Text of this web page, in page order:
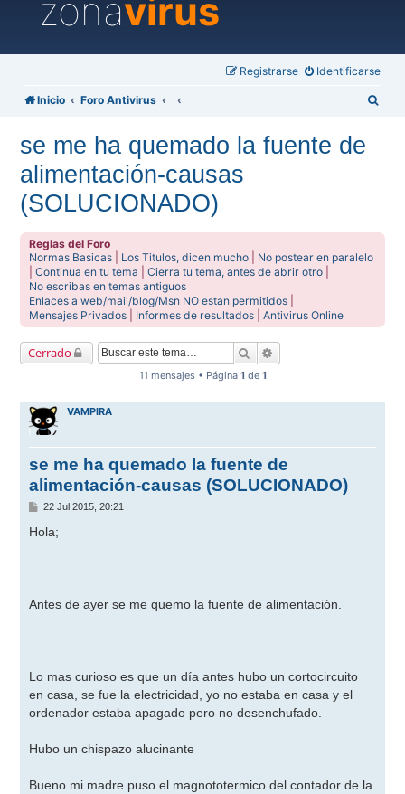
zonavirus
Identificarse
Registrarse
Inicio Foro Antivirus
se me ha quemado la fuente de
alimentación-causas
(SOLUCIONADO)
Reglas del Foro
Normas Basicas
Los Titulos, dicen mucho
No postear en paralelo
|Continua en tu tema |Cierra tu tema, antes de abrir otro
No escribas en temas antiguos
Enlaces a web/mail/blog/Msn NO estan permitidos
Mensajes Privados
Informes de resultados |Antivirus Online
Cerrado Buscar
11 mensajes • Página 1 de 1
VAMPIRA
se me ha quemado la fuente de
alimentación-causas (SOLUCIONADO)
M
n
22 Jul 2015, 20:21
Hola;
Antes de ayer se me quemo la fuente de alimentación.
Lo mas curioso es que un día antes hubo un cortocircuito
en casa, se fue la electricidad, yo no estaba en casa y el
ordenador estaba apagado pero no desenchufado.
Hubo un chispazo alucinante
Bueno mi madre puso el magnototermico del contador de la